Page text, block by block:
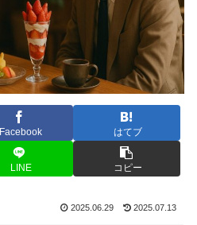
Facebook はてブ
LINE コピー
2025.06.29 2025.07.13